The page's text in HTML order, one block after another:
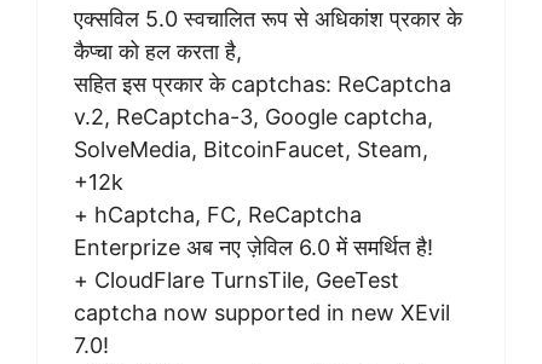
एक्सविल 5.0 स्वचालित रूप से अधिकांश प्रकार के
कैप्चा को हल करता है,
सहित इस प्रकार के captchas: ReCaptcha
v.2, ReCaptcha-3, Google captcha,
SolveMedia, BitcoinFaucet, Steam,
+12k
+ hCaptcha, FC, ReCaptcha
Enterprize अब नए ज़ेविल 6.0 में समर्थित है!
+ CloudFlare TurnsTile, GeeTest
captcha now supported in new XEvil
7.0!